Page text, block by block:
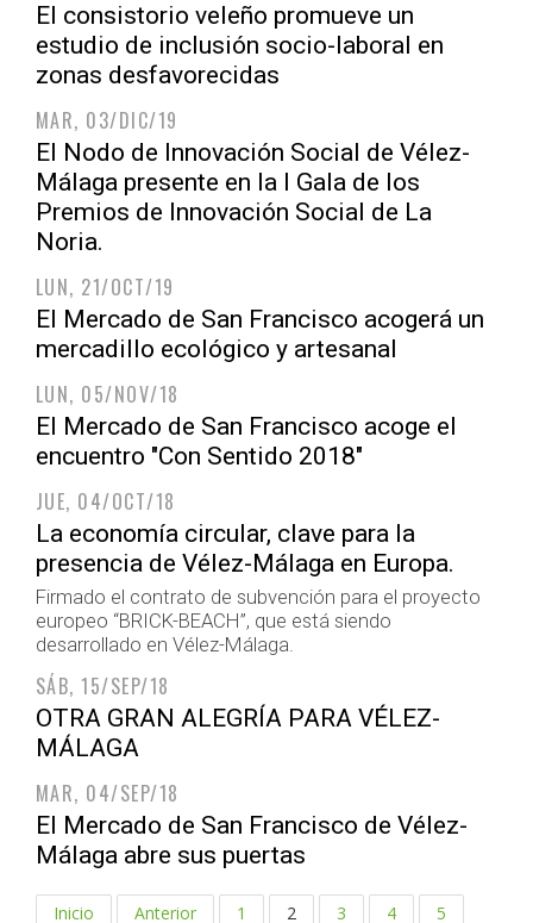
El consistorio veleño promueve un
estudio de inclusión socio-laboral en
zonas desfavorecidas
MAR, 03/DIC/19
El Nodo de Innovación Social de Vélez-
Málaga presente en la I Gala de los
Premios de Innovación Social de La
Noria.
LUN, 21/OCT/19
El Mercado de San Francisco acogerá un
mercadillo ecológico y artesanal
LUN, 05/NOV/18
El Mercado de San Francisco acoge el
encuentro "Con Sentido 2018"
JUE, 04/OCT/18
La economía circular, clave para la
presencia de Vélez-Málaga en Europa.
Firmado el contrato de subvención para el proyecto
europeo “BRICK-BEACH”, que está siendo
desarrollado en Vélez-Málaga.
SÁB, 15/SEP/18
OTRA GRAN ALEGRÍA PARA VÉLEZ-
MÁLAGA
MAR, 04/SEP/18
El Mercado de San Francisco de Vélez-
Málaga abre sus puertas
Inicio Anterior 1 2 3 4 5